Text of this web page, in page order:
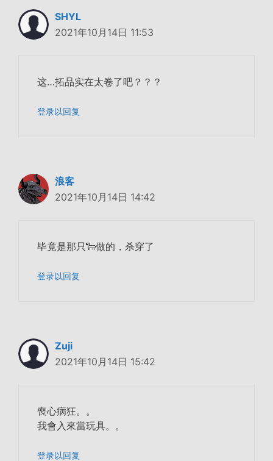
SHYL
2021年10月14日 11:53
这…拓品实在太卷了吧？？？
登录以回复
浪客
2021年10月14日 14:42
毕竟是那只🐑做的，杀穿了
登录以回复
Zuji
2021年10月14日 15:42
喪心病狂。。
我會入來當玩具。。
登录以回复